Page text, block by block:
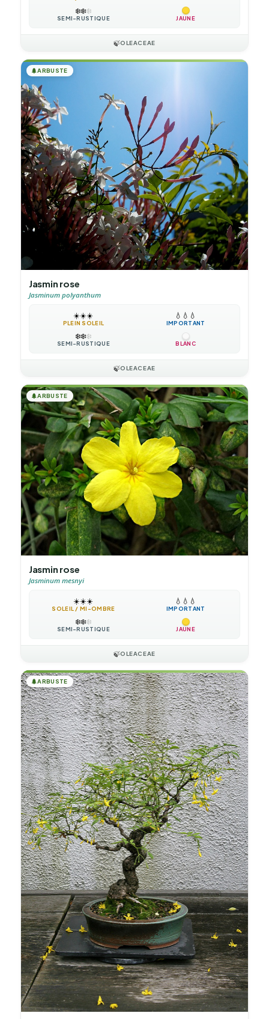
❄️❄️❄️
SEMI-RUSTIQUE JAUNE
🍃OLEACEAE
🌲ARBUSTE
Jasmin rose
Jasminum polyanthum
☀️☀️☀️
PLEIN SOLEIL
💧 💧 💧
IMPORTANT
❄️❄️❄️
SEMI-RUSTIQUE BLANC
🍃OLEACEAE
🌲ARBUSTE
Jasmin rose
Jasminum mesnyi
☀️☀️☀️
SOLEIL / MI-OMBRE
💧 💧 💧
IMPORTANT
❄️❄️❄️
SEMI-RUSTIQUE JAUNE
🍃OLEACEAE
🌲ARBUSTE